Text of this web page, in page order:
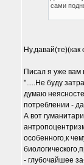
сами
Писал я уже вам
".....Не буду
думаю
потреблении -
А вот
особенного,к
- глубочайшее